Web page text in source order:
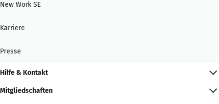
New Work SE
Karriere
Presse
Hilfe & Kontakt
Mitgliedschaften